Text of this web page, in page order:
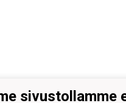
sivustollamme